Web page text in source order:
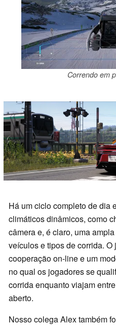
Correndo em
Há um ciclo completo de dia
climáticos dinâmicos, como
câmera e, é claro, uma
veículos e tipos de corrida.
cooperação on-line e um
no qual os jogadores se
corrida enquanto viajam
aberto.
Nosso colega Alex também